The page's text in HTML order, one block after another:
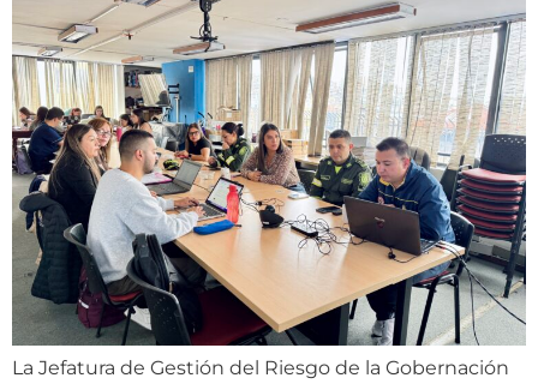
La Jefatura de Gestión del Riesgo de la Gobernación